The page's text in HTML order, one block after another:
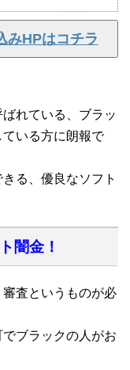
みHPはコチラ
れている、ブラッ
いる方に朗報で
る、優良なソフト
闇金！
査というものが必
ブラックの人がお